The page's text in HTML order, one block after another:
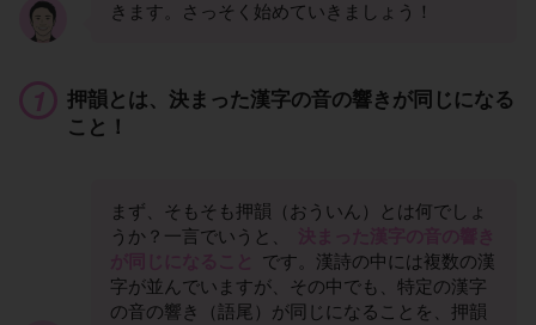
きます。さっそく始めていきましょう！
押韻とは、決まった漢字の音の響きが同じになる
こと！
まず、そもそも押韻（おういん）とは何でしょ
うか？一言でいうと、
です。漢詩の中には複数の漢
字が並んでいますが、その中でも、特定の漢字
の音の響き（語尾）が同じになることを、押韻